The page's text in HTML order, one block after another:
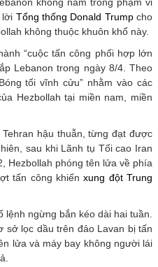
lời Tổng thống Donald Trumpcho
không thuộc khuôn khổ này.
“cuộc tấn công phối hợp lớn
Lebanon trong ngày 8/4. Theo
tối vĩnh cửu” nhằm vào các
Hezbollah tại miền nam, miền
hậu thuẫn, từng đạt được
sau khi Lãnh tụ Tối cao Iran
Hezbollah phóng tên lửa về phía
tấn công khiếnxung đột Trung
lệnh ngừng bắn kéo dài hai tuần.
sở lọc dầu trên đảo Lavan bị tấn
lửa và máy bay không người lái